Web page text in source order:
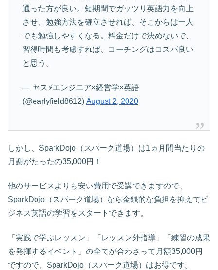
通った方が良い。短期間でガッツリ英語力を向上
させ、勉強方法を確立させれば、そこからは一人
でも勉強しやすくなる。料金だけで決めないで、
習得時間も考慮すれば、コーチングはコスパ良い
と思う。
— ヤス⚡️エンジニア×経営学×英語
(@earlyfield8612) August 2, 2020
しかし、SparkDojo（スパーク道場）は1ヵ月間当たりの
月謝がたったの35,000円！
他のサービスよりも安い費用で受講できますので、
SparkDojo（スパーク道場）なら金銭的な負担を抑えてビ
ジネス英語の学習をスタートできます。
「実践で学ぶレッスン」「レッスン外指導」「練習の成果
を発揮するイベント」の全てが合わさって月額35,000円
ですので、SparkDojo（スパーク道場）はお得です。